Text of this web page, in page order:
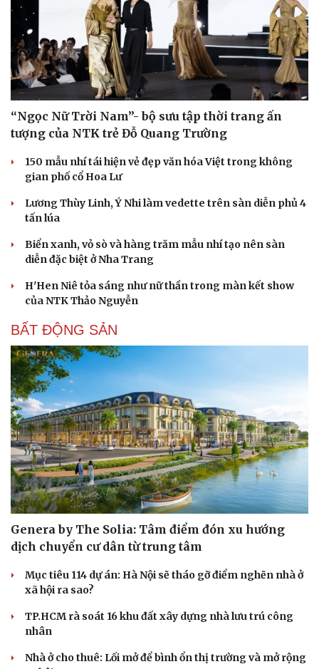
Sức khỏe
Dinh dưỡng - món ngon
Cây thuốc
Sản phụ khoa
Nhi khoa
Nam khoa
Làm đẹp - giảm cân
Phòng mạch online
Ăn sạch sống khỏe
Đời sống
Nhà đẹp
Blog
Tình yêu - Gia đình
“Ngọc Nữ Trời Nam”- bộ sưu tập thời trang ấn
tượng của NTK trẻ Đỗ Quang Trường
150 mẫu nhí tái hiện vẻ đẹp văn hóa Việt trong không
gian phố cổ Hoa Lư
Lương Thùy Linh, Ý Nhi làm vedette trên sàn diễn phủ 4
tấn lúa
Biển xanh, vỏ sò và hàng trăm mẫu nhí tạo nên sàn
diễn đặc biệt ở Nha Trang
H'Hen Niê tỏa sáng như nữ thần trong màn kết show
của NTK Thảo Nguyễn
BẤT ĐỘNG SẢN
Genera by The Solia: Tâm điểm đón xu hướng
dịch chuyển cư dân từ trung tâm
Mục tiêu 114 dự án: Hà Nội sẽ tháo gỡ điểm nghẽn nhà ở
xã hội ra sao?
TP.HCM rà soát 16 khu đất xây dựng nhà lưu trú công
nhân
Nhà ở cho thuê: Lối mở để bình ổn thị trường và mở rộng